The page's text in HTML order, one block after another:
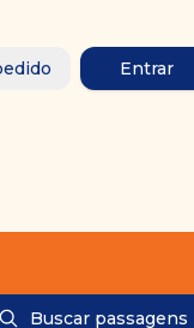
Entrar
Buscar passagens